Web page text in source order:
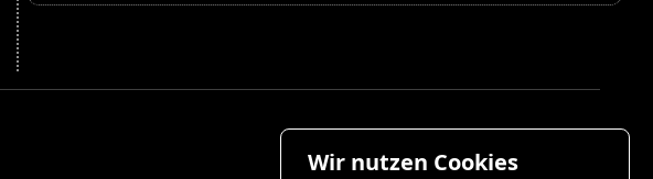
Wir nutzen Cookies